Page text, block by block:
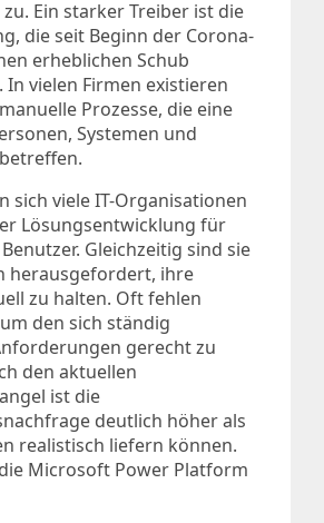
Ein starker Treiber ist die
die seit Beginn der Corona-
erheblichen Schub
In vielen Firmen existieren
Prozesse, die eine
Systemen und
sich viele IT-Organisationen
Lösungsentwicklung für
Gleichzeitig sind sie
herausgefordert, ihre
zu halten. Oft fehlen
den sich ständig
gerecht zu
den aktuellen
ist die
deutlich höher als
realistisch liefern können.
Microsoft Power Platform